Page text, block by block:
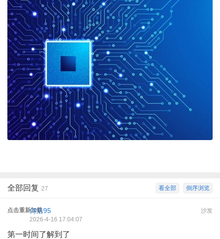
倒序浏览
看全部
全部回复 27
点击重新加载 沙发
何浩95
2026-4-16 17:04:07
第一时间了解到了